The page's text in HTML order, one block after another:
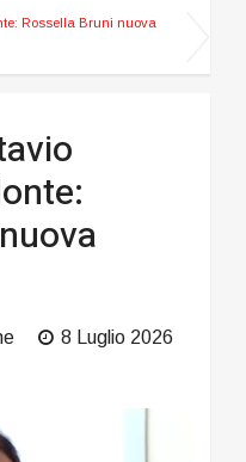
Rossella Bruni nuova
8 Luglio 2026